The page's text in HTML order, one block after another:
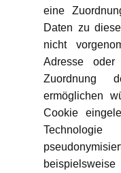
eine
Daten zu
nicht
Adresse
Zuordnung
ermöglichen
Cookie